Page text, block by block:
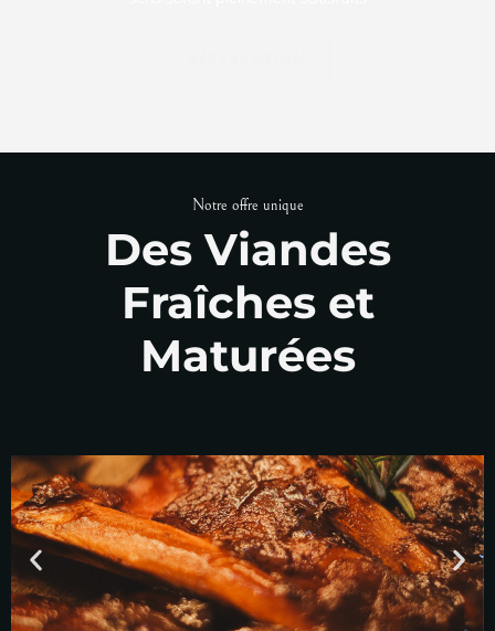
Notre offre unique
Des Viandes
Fraîches et
Maturées